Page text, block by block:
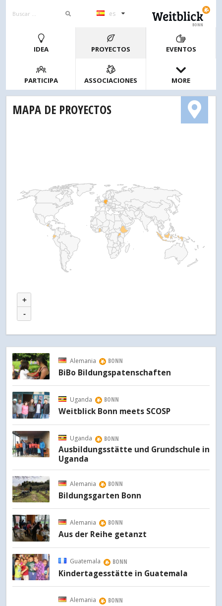
es
BONN
IDEA PROYECTOS EVENTOS
PARTICIPA ASSOCIACIONES MORE
MAPA DE PROYECTOS
+
-
Alemania BONN
BiBo Bildungspatenschaften
Uganda BONN
Weitblick Bonn meets SCOSP
Uganda BONN
Ausbildungsstätte und Grundschule in
Uganda
Alemania BONN
Bildungsgarten Bonn
Alemania BONN
Aus der Reihe getanzt
Guatemala BONN
Kindertagesstätte in Guatemala
Alemania BONN